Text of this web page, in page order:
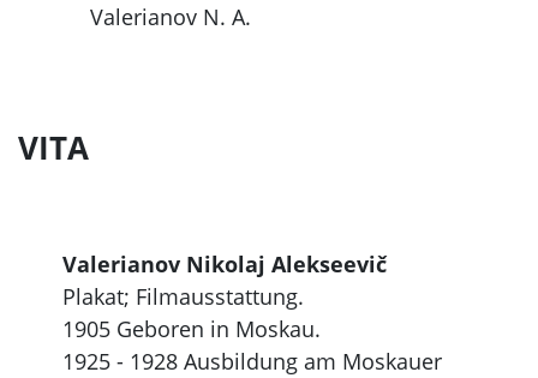
Valerianov N. A.
VITA
Valerianov Nikolaj Alekseevič
Plakat; Filmausstattung.
1905 Geboren in Moskau.
1925 - 1928 Ausbildung am Moskauer